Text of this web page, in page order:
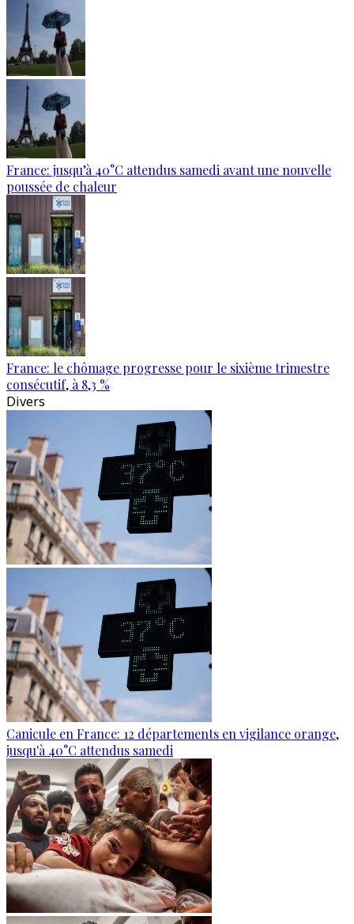
France: jusqu’à 40°C attendus samedi avant une nouvelle
poussée de chaleur
France: le chômage progresse pour le sixième trimestre
consécutif, à 8,3 %
Divers
Canicule en France: 12 départements en vigilance orange,
jusqu'à 40°C attendus samedi